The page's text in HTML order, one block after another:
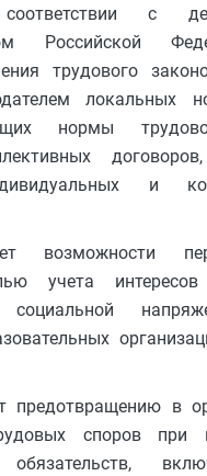
с
Российской
трудового
локальных
нормы
и
возможности
учета
социальной
предотвращению в
споров при
обязательств,